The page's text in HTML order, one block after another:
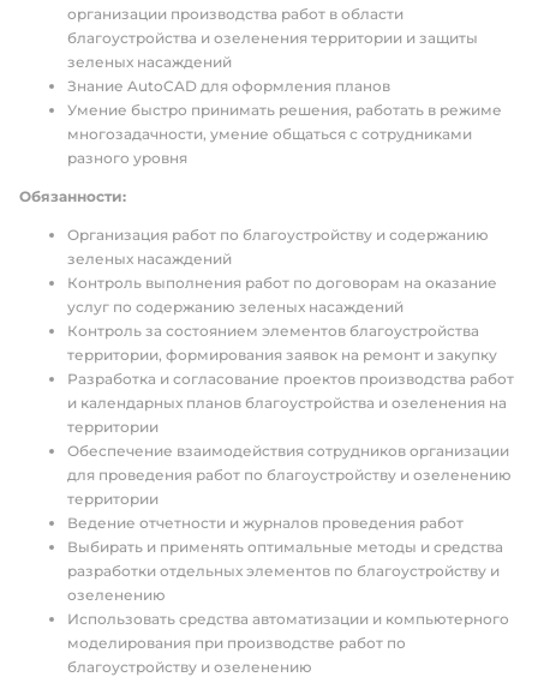
организации производства работ в области
благоустройства и озеленения территории и защиты
зеленых насаждений
Знание AutoCAD для оформления планов
Умение быстро принимать решения, работать в режиме
многозадачности, умение общаться с сотрудниками
разного уровня
Обязанности:
Организация работ по благоустройству и содержанию
зеленых насаждений
Контроль выполнения работ по договорам на оказание
услуг по содержанию зеленых насаждений
Контроль за состоянием элементов благоустройства
территории, формирования заявок на ремонт и закупку
Разработка и согласование проектов производства работ
и календарных планов благоустройства и озеленения на
территории
Обеспечение взаимодействия сотрудников организации
для проведения работ по благоустройству и озеленению
территории
Ведение отчетности и журналов проведения работ
Выбирать и применять оптимальные методы и средства
разработки отдельных элементов по благоустройству и
озеленению
Использовать средства автоматизации и компьютерного
моделирования при производстве работ по
благоустройству и озеленению